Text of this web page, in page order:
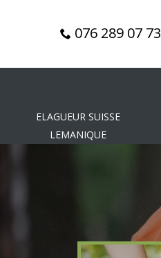
076 289 07 73
ELAGUEUR SUISSE
LEMANIQUE